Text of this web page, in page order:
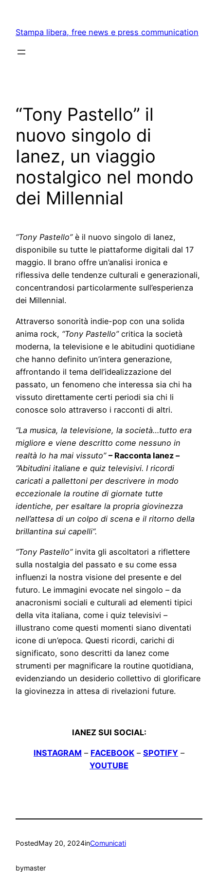
content
Stampa libera, free news e press communication
“Tony Pastello” il
nuovo singolo di
Ianez, un viaggio
nostalgico nel mondo
dei Millennial
“Tony Pastello”è il nuovo singolo di Ianez,
disponibile su tutte le piattaforme digitali dal 17
maggio. Il brano offre un’analisi ironica e
riflessiva delle tendenze culturali e generazionali,
concentrandosi particolarmente sull’esperienza
dei Millennial.
Attraverso sonorità indie-pop con una solida
anima rock, “Tony Pastello” critica la società
moderna, la televisione e le abitudini quotidiane
che hanno definito un’intera generazione,
affrontando il tema dell’idealizzazione del
passato, un fenomeno che interessa sia chi ha
vissuto direttamente certi periodi sia chi li
conosce solo attraverso i racconti di altri.
“La musica, la televisione, la società…tutto era
migliore e viene descritto come nessuno in
realtà lo ha mai vissuto” – Racconta Ianez –
“Abitudini italiane e quiz televisivi. I ricordi
caricati a pallettoni per descrivere in modo
eccezionale la routine di giornate tutte
identiche, per esaltare la propria giovinezza
nell’attesa di un colpo di scena e il ritorno della
brillantina sui capelli“.
“Tony Pastello” invita gli ascoltatori a riflettere
sulla nostalgia del passato e su come essa
influenzi la nostra visione del presente e del
futuro. Le immagini evocate nel singolo – da
anacronismi sociali e culturali ad elementi tipici
della vita italiana, come i quiz televisivi –
illustrano come questi momenti siano diventati
icone di un’epoca. Questi ricordi, carichi di
significato, sono descritti da Ianez come
strumenti per magnificare la routine quotidiana,
evidenziando un desiderio collettivo di glorificare
la giovinezza in attesa di rivelazioni future.
IANEZ SUI SOCIAL:
INSTAGRAM – FACEBOOK – SPOTIFY –
YOUTUBE
PostedMay 20, 2024inComunicati
bymaster